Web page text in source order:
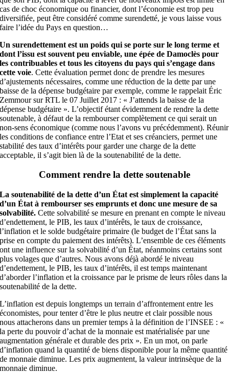
cas de choc économique ou financier, dont l’économie est trop peu
diversifiée, peut être considéré comme surendetté, je vous laisse vous
faire l’idée du Pays en question…
Un surendettement est un poids qui se porte sur le long terme et
dont l’issu est souvent peu enviable, une épée de Damoclès pour
les contribuables et tous les citoyens du pays qui s’engage dans
cette voie. Cette évaluation permet donc de prendre les mesures
d’ajustements nécessaires, comme une réduction de la dette par une
baisse de la dépense budgétaire par exemple, comme le rappelait Éric
Zemmour sur RTL le 07 Juillet 2017 : « J’attends la baisse de la
dépense budgétaire ». L’objectif étant évidemment de rendre la dette
soutenable, à défaut de la rembourser complètement ce qui serait un
non-sens économique (comme nous l’avons vu précédemment). Réunir
les conditions de confiance entre l’Etat et ses créanciers, permet une
stabilité des taux d’intérêts pour garder une charge de la dette
acceptable, il s’agit bien là de la soutenabilité de la dette.
Comment rendre la dette soutenable
La soutenabilité de la dette d’un État est simplement la capacité
d’un État à rembourser ses emprunts et donc une mesure de sa
solvabilité. Cette solvabilité se mesure en prenant en compte le niveau
d’endettement, le PIB, les taux d’intérêts, le taux de croissance,
l’inflation et le solde budgétaire primaire (le budget de l’État sans la
prise en compte du paiement des intérêts). L’ensemble de ces éléments
ont une influence sur la solvabilité d’un État, néanmoins certains sont
plus volages que d’autres. Nous avons déjà abordé le niveau
d’endettement, le PIB, les taux d’intérêts, il est temps maintenant
d’aborder l’inflation et la croissance par le prisme de leurs rôles dans la
soutenabilité de la dette.
L’inflation est depuis longtemps un terrain d’affrontement entre les
économistes, pour tenter d’être le plus neutre et clair possible nous
nous attacherons dans un premier temps à la définition de l’INSEE : «
la perte du pouvoir d’achat de la monnaie est matérialisée par une
augmentation générale et durable des prix ». En un mot, on parle
d’inflation quand la quantité de biens disponible pour la même quantité
de monnaie diminue. Les prix augmentent, la valeur intrinsèque de la
monnaie diminue.